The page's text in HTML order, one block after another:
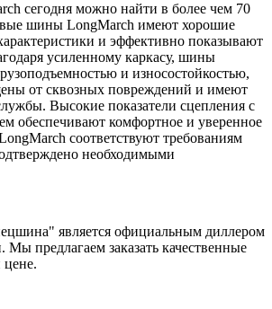
сегодня можно найти в более чем 70
шины LongMarch имеют хорошие
и эффективно показывают
усиленному каркасу, шины
и износостойкостью,
от сквозных повреждений и имеют
Высокие показатели сцепления с
обеспечивают комфортное и уверенное
соответствуют требованиям
необходимыми
является официальным диллером
предлагаем заказать качественные